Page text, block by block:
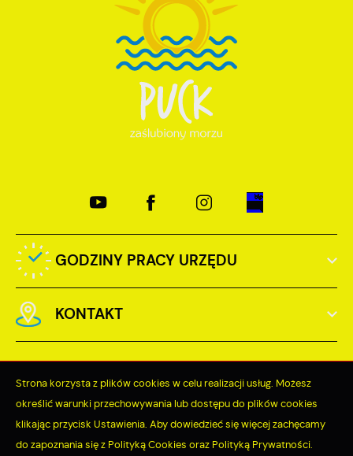
GODZINY PRACY URZĘDU
KONTAKT
Online: 352
Strona korzysta z plików cookies w celu realizacji usług. Możesz
określić warunki przechowywania lub dostępu do plików cookies
klikając przycisk Ustawienia. Aby dowiedzieć się więcej zachęcamy
do zapoznania się z Polityką Cookies oraz Polityką Prywatności.